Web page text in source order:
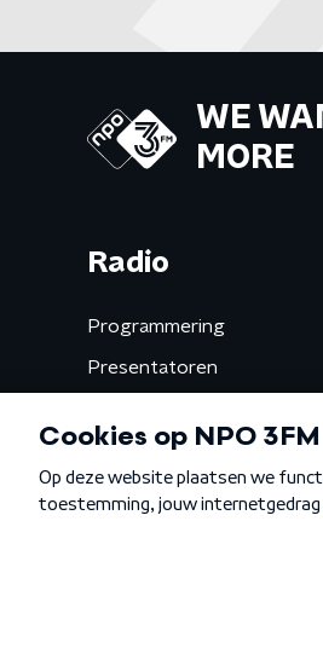
WE
MORE
Radio
Programmering
Presentatoren
Gemist
Algemene voorwaarden